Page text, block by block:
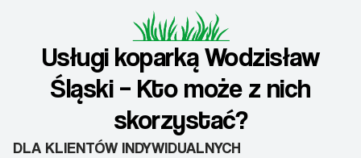
Usługi koparką Wodzisław
Śląski – Kto może z nich
skorzystać?
DLA KLIENTÓW INDYWIDUALNYCH